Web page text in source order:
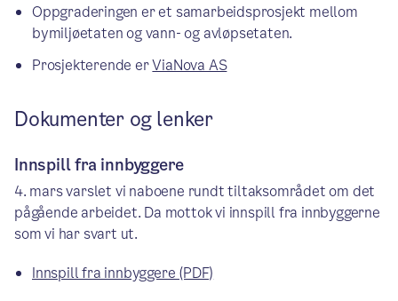
Oppgraderingen er et samarbeidsprosjekt mellom
bymiljøetaten og vann- og avløpsetaten.
Prosjekterende erViaNova AS
Dokumenter og lenker
Innspill fra innbyggere
4. mars varslet vi naboene rundt tiltaksområdet om det
pågående arbeidet. Da mottok vi innspill fra innbyggerne
som vi har svart ut.
Innspill fra innbyggere (PDF)